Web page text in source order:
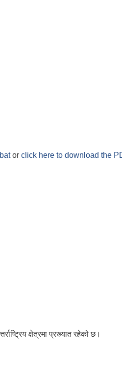
or click here to download the
क्षेत्रमा प्रख्यात रहेको छ।